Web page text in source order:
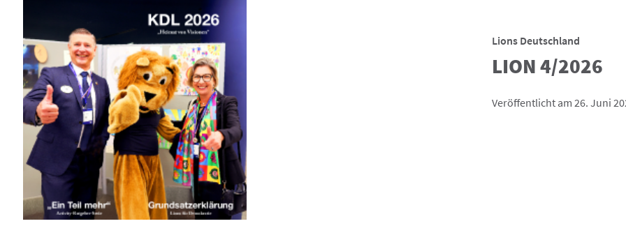
Lions Deutschland
LION 4/2026
Veröffentlicht am 26. Juni